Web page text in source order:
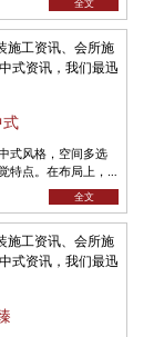
式风格，空间多选
特点。在布局上，
全文